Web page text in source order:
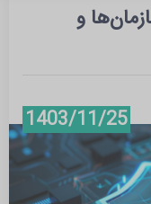
و
1403/11/25